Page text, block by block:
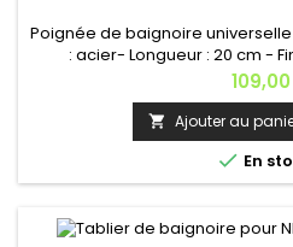
Poignée de baignoire
: acier- Longueur : 20 cm -
Disponible en gris: [VOIR]
Prix
 Ajouter au
 En